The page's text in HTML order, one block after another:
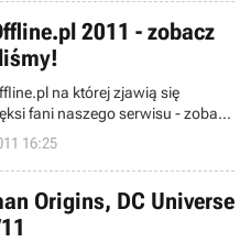
2011 - zobacz
na której zjawią się
fani naszego serwisu - zobacz
16:25
Origins, DC Universe